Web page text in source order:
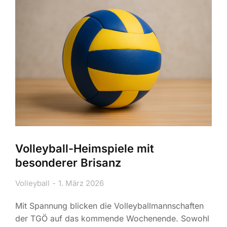
Volleyball-Heimspiele mit
besonderer Brisanz
Volleyball 1. März 2026
Mit Spannung blicken die Volleyballmannschaften
der TGÖ auf das kommende Wochenende. Sowohl